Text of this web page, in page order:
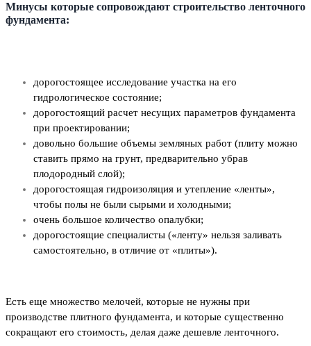
Минусы которые сопровождают строительство ленточного
фундамента:
дорогостоящее исследование участка на его
гидрологическое состояние;
дорогостоящий расчет несущих параметров фундамента
при проектировании;
довольно большие объемы земляных работ (плиту можно
ставить прямо на грунт, предварительно убрав
плодородный слой);
дорогостоящая гидроизоляция и утепление «ленты»,
чтобы полы не были сырыми и холодными;
очень большое количество опалубки;
дорогостоящие специалисты («ленту» нельзя заливать
самостоятельно, в отличие от «плиты»).
Есть еще множество мелочей, которые не нужны при
производстве плитного фундамента, и которые существенно
сокращают его стоимость, делая даже дешевле ленточного.